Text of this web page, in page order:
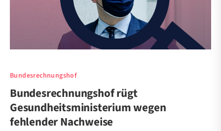
Bundesrechnungshof
Bundesrechnungshof rügt
Gesundheitsministerium wegen
fehlender Nachweise